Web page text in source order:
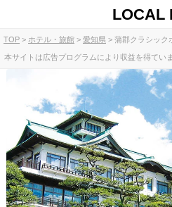
LOCAL
TOP ホテル・旅館 愛知県 蒲郡クラシック
本サイトは広告プログラムにより収益を得てい